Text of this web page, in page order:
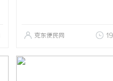
克东便民网